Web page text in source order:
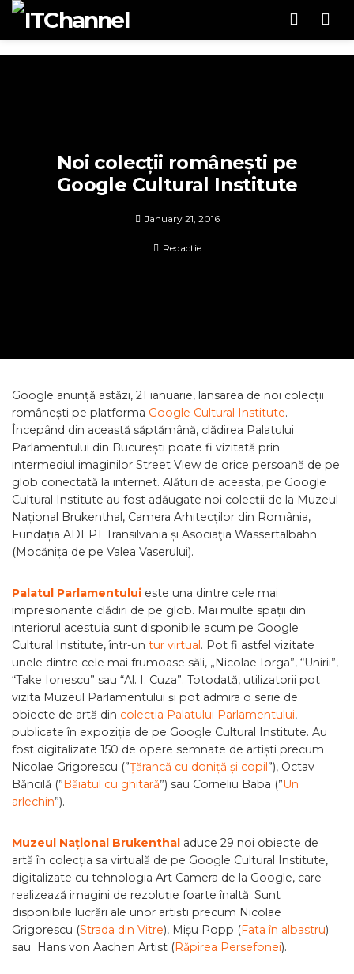
Noi colecții românești pe
Google Cultural Institute
January 21, 2016
Redactie
Google anunță astăzi, 21 ianuarie, lansarea de noi colecții
românești pe platforma Google Cultural Institute.
Începând din această săptămână, clădirea Palatului
Parlamentului din București poate fi vizitată prin
intermediul imaginilor Street View de orice persoană de pe
glob conectată la internet. Alături de aceasta, pe Google
Cultural Institute au fost adăugate noi colecții de la Muzeul
Național Brukenthal, Camera Arhitecților din România,
Fundația ADEPT Transilvania și Asociaţia Wassertalbahn
(Mocănița de pe Valea Vaserului).
Palatul Parlamentului este una dintre cele mai
impresionante clădiri de pe glob. Mai multe spații din
interiorul acestuia sunt disponibile acum pe Google
Cultural Institute, într-un tur virtual. Pot fi astfel vizitate
unele dintre cele mai frumoase săli, „Nicolae Iorga”, “Unirii”,
“Take Ionescu” sau “Al. I. Cuza”. Totodată, utilizatorii pot
vizita Muzeul Parlamentului și pot admira o serie de
obiecte de artă din colecția Palatului Parlamentului,
publicate în expoziția de pe Google Cultural Institute. Au
fost digitalizate 150 de opere semnate de artiști precum
Nicolae Grigorescu (”Țărancă cu doniță și copil”), Octav
Băncilă (”Băiatul cu ghitară”) sau Corneliu Baba (”Un
arlechin”).
Muzeul Național Brukenthal aduce 29 noi obiecte de
artă în colecția sa virtuală de pe Google Cultural Institute,
digitalizate cu tehnologia Art Camera de la Google, care
realizează imagini de rezoluție foarte înaltă. Sunt
disponibile lucrări ale unor artiști precum Nicolae
Grigorescu (Strada din Vitre), Mișu Popp (Fata în albastru)
sau Hans von Aachen Artist (Răpirea Persefonei).